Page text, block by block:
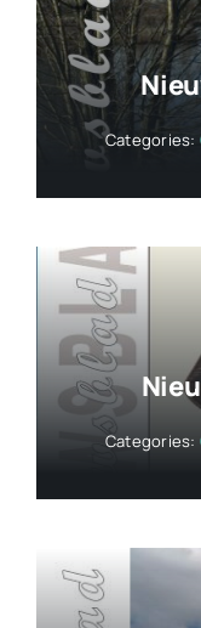
Categories:
Categories: